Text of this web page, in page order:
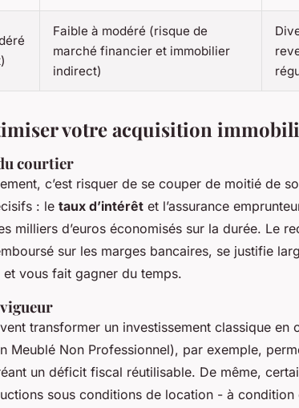
Faible à modéré (risque de
marché financier et immobilier
indirect)
votre acquisition
courtier
c’est risquer de se couper de moitié de
: le taux d’intérêt et l’assurance
milliers d’euros économisés sur la durée. Le
sur les marges bancaires, se justifie
vous fait gagner du temps.
transformer un investissement classique en
Meublé Non Professionnel), par exemple,
un déficit fiscal réutilisable. De même,
sous conditions de location - à condition